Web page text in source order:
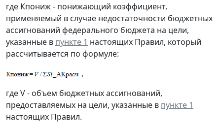
где Кпониж - понижающий коэффициент,
применяемый в случае недостаточности бюджетных
ассигнований федерального бюджета на цели,
указанные в пункте 1 настоящих Правил, который
рассчитывается по формуле:
,
где V - объем бюджетных ассигнований,
предоставляемых на цели, указанные в пункте 1
настоящих Правил.